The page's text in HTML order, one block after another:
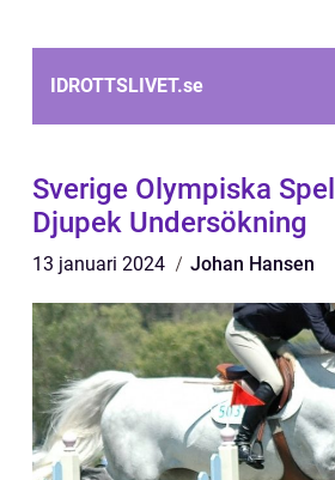
IDROTTSLIVET.se
Sverige Olympiska
Djupek Undersökning
13 januari 2024 Johan Hansen